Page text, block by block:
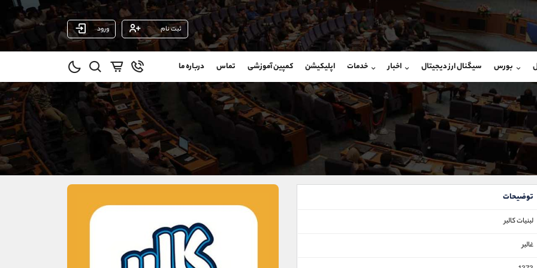
ثبت نام ورود
بورس سیگنال ارز دیجیتال اخبار خدمات اپلیکیشن کمپین آموزشی تماس درباره ما
توضیحات
لبنيات‌ كالبر
غالبر
شروع گفتگو
@Armteam_admin_33
118
شروع گفتگو
@Armteam_admin_104
داخلی 104
(ایمان پوراسماعیلی)
09927779040
واتساپ شروع گفتگو
تلگرام @Armteam_admin_por
021-22021030
90001030
@alireza.mehrabii
@alirezamehrabi_com
@alirezamehrabi_official